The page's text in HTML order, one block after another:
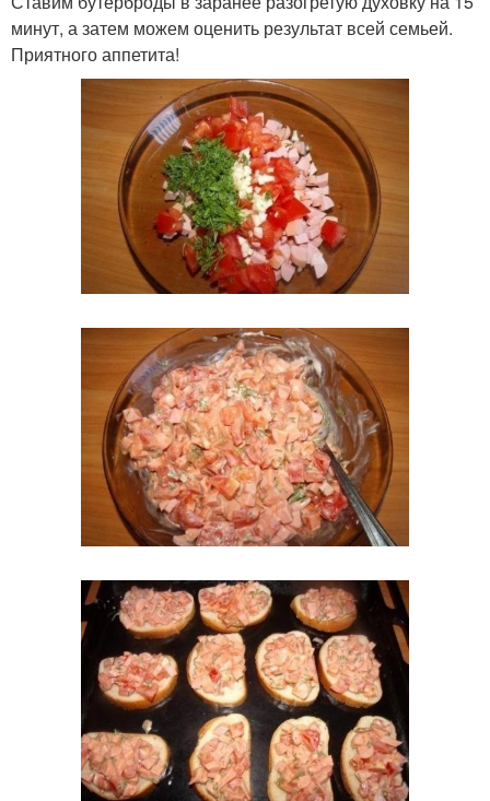
минут, а затем можем оценить результат всей семьей.
Приятного аппетита!